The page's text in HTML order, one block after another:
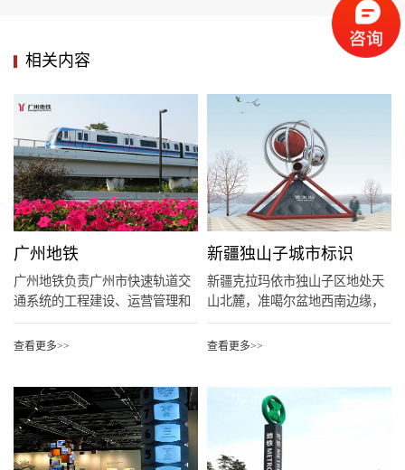
相关内容
广州地铁
广州地铁负责广州市快速轨道交
通系统的工程建设、运营管理和
附属...
查看更多>>
新疆独山子城市标识
新疆克拉玛依市独山子区地处天
山北麓，准噶尔盆地西南边缘，
南屏...
查看更多>>